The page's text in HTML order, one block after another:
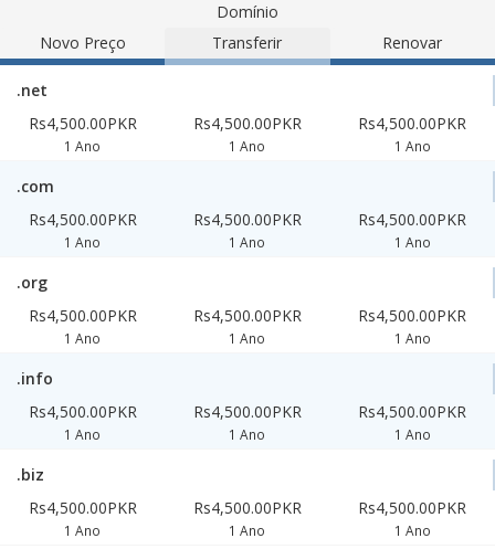
Domínio
Novo Preço
Transferir Renovar
.net
Rs4,500.00PKR
1 Ano
Rs4,500.00PKR
1 Ano
Rs4,500.00PKR
1 Ano
.com
Rs4,500.00PKR
1 Ano
Rs4,500.00PKR
1 Ano
Rs4,500.00PKR
1 Ano
.org
Rs4,500.00PKR
1 Ano
Rs4,500.00PKR
1 Ano
Rs4,500.00PKR
1 Ano
.info
Rs4,500.00PKR
1 Ano
Rs4,500.00PKR
1 Ano
Rs4,500.00PKR
1 Ano
.biz
Rs4,500.00PKR
1 Ano
Rs4,500.00PKR
1 Ano
Rs4,500.00PKR
1 Ano